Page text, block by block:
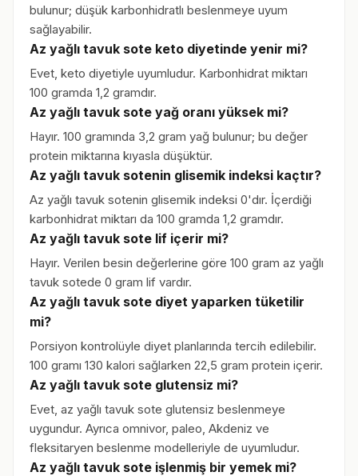
bulunur; düşük karbonhidratlı beslenmeye uyum
sağlayabilir.
Az yağlı tavuk sote keto diyetinde yenir mi?
Evet, keto diyetiyle uyumludur. Karbonhidrat miktarı
100 gramda 1,2 gramdır.
Az yağlı tavuk sote yağ oranı yüksek mi?
Hayır. 100 gramında 3,2 gram yağ bulunur; bu değer
protein miktarına kıyasla düşüktür.
Az yağlı tavuk sotenin glisemik indeksi kaçtır?
Az yağlı tavuk sotenin glisemik indeksi 0'dır. İçerdiği
karbonhidrat miktarı da 100 gramda 1,2 gramdır.
Az yağlı tavuk sote lif içerir mi?
Hayır. Verilen besin değerlerine göre 100 gram az yağlı
tavuk sotede 0 gram lif vardır.
Az yağlı tavuk sote diyet yaparken tüketilir
mi?
Porsiyon kontrolüyle diyet planlarında tercih edilebilir.
100 gramı 130 kalori sağlarken 22,5 gram protein içerir.
Az yağlı tavuk sote glutensiz mi?
Evet, az yağlı tavuk sote glutensiz beslenmeye
uygundur. Ayrıca omnivor, paleo, Akdeniz ve
fleksitaryen beslenme modelleriyle de uyumludur.
Az yağlı tavuk sote işlenmiş bir yemek mi?